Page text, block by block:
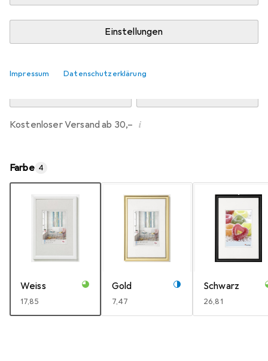
Einstellungen
Impressum Datenschutzerklärung
FR
Kostenloser Versand ab 30,– i
Farbe 4
Weiss
EUR
17,85
Gold
EUR
7,47
Schwarz
EUR
26,81